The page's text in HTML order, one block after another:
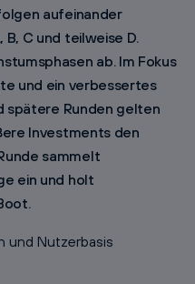
aufeinander
B, C und teilweise D.
ab. Im Fokus
und ein verbessertes
spätere Runden gelten
Investments den
sammelt
ein und holt
und Nutzerbasis